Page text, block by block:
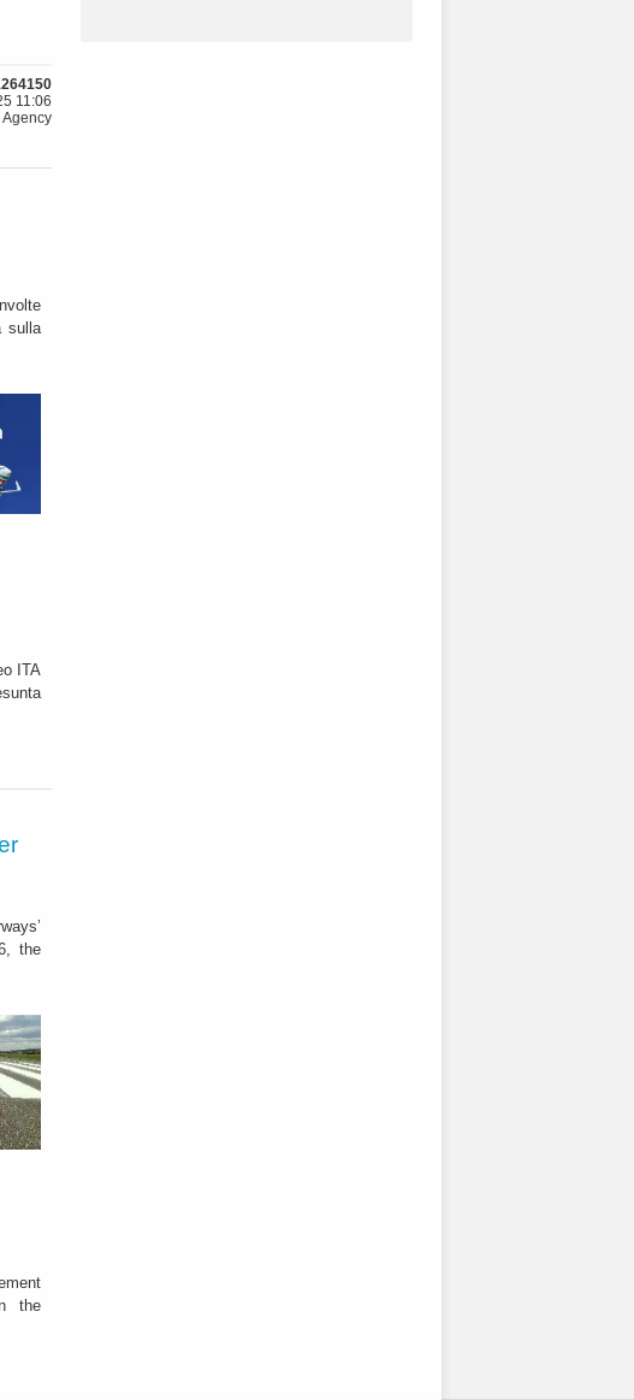
11:06
Agency
sulla
ITA
the
the